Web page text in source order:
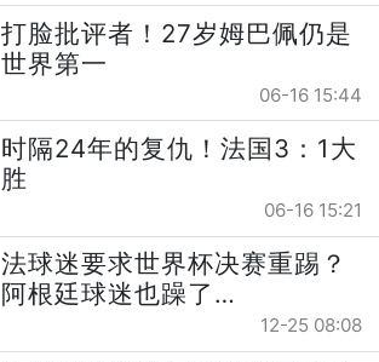
打脸批评者！27岁姆巴佩仍是
世界第一
06-16 15:44
时隔24年的复仇！法国3：1大
胜
06-16 15:21
法球迷要求世界杯决赛重踢？
阿根廷球迷也躁了…
12-25 08:08